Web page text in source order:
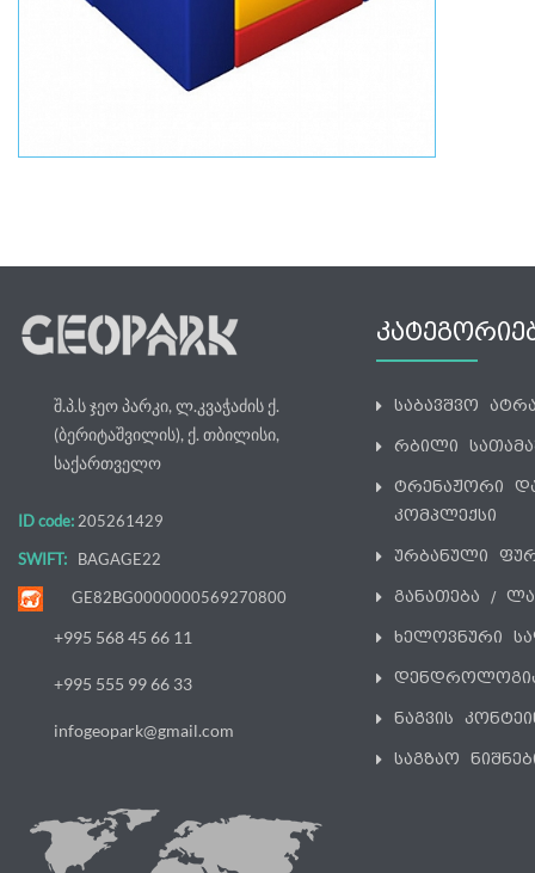
შ.პ.ს ჯეო პარკი, ლ.კვაჭაძის ქ.
(ბერიტაშვილის), ქ. თბილისი,
საქართველო
ID code: 205261429
SWIFT:
BAGAGE22
GE82BG0000000569270800
+995 568 45 66 11
+995 555 99 66 33
infogeopark@gmail.com
საბავშვო
რბილი
ტრენაჟორი
კომპლექსი
ურბანული
განათება /
ხელოვნური
ნაგვის
საგზაო